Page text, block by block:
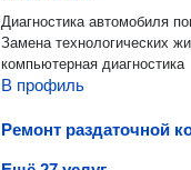
Диагностика автомобиля
Замена технологических
компьютерная диагностика
В профиль
Ремонт раздаточной